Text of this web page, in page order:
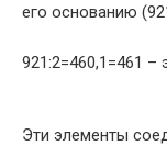
его основанию
921:2=460,1=461 –
Эти элементы